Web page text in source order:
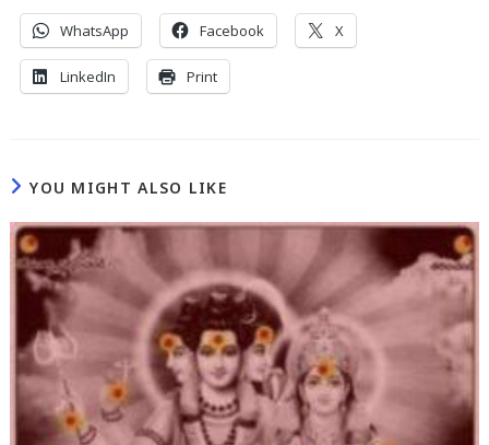
WhatsApp Facebook X
LinkedIn Print
YOU MIGHT ALSO LIKE